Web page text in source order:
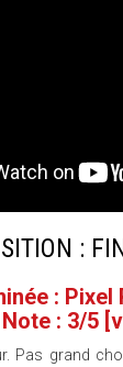
:
: Pixel
: 3/5
Pas grand